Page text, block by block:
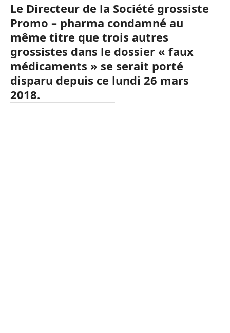
Le Directeur de la Société grossiste
Promo – pharma condamné au
même titre que trois autres
grossistes dans le dossier « faux
médicaments » se serait porté
disparu depuis ce lundi 26 mars
2018.